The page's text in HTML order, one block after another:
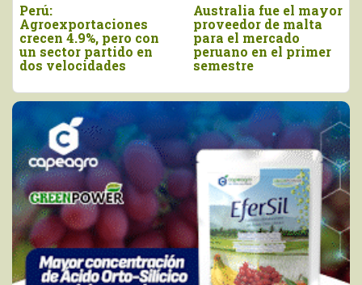
Australia fue el mayor
proveedor de malta
para el mercado
peruano en el primer
semestre
Agroexportaciones no
tradicionales de Perú
a Estados Unidos
cayeron en valor 17%